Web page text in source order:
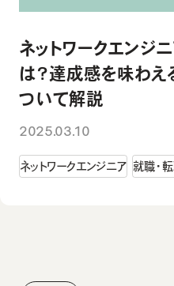
ネットワークエンジ
は？達成感を味わ
ついて解説
2025.03.10
ネットワークエンジニア 就職・